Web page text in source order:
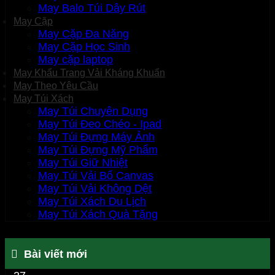
May Balo Túi Dây Rút
May Cặp
May Cặp Đa Năng
May Cặp Học Sinh
May cặp laptop
May Khẩu Trang Vải Kháng Khuẩn
May Theo Yêu Cầu
May Túi Xách
May Túi Chuyên Dụng
May Túi Đeo Chéo - Ipad
May Túi Đựng Máy Ảnh
May Túi Đựng Mỹ Phẩm
May Túi Giữ Nhiệt
May Túi Vải Bố Canvas
May Túi Vải Không Dệt
May Túi Xách Du Lịch
May Túi Xách Quà Tặng
Bài viết mới